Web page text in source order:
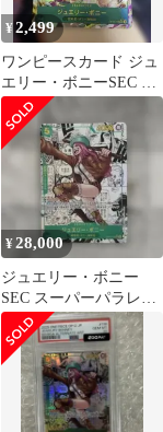
¥2,499
ワンピースカード ジュ
エリー・ボニーSEC パ
ラレル OP12-118 師弟
の絆
¥28,000
ジュエリー・ボニー
SEC スーパーパラレル
(コミパラ) OP12-118